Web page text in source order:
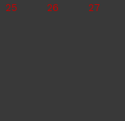
25 26
27